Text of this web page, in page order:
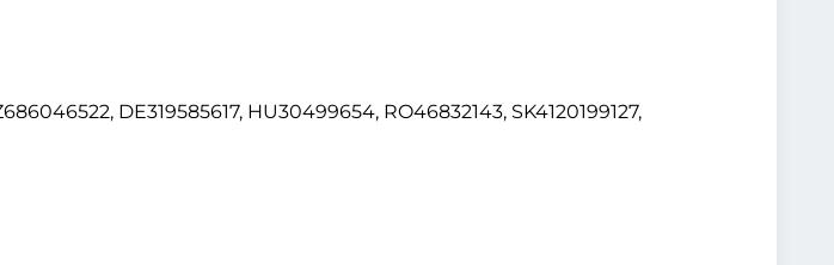
DE319585617, HU30499654, RO46832143, SK4120199127,